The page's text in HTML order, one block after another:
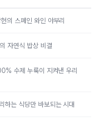
의 스페인 와인 야부리
자연식 밥상 비결
수제 누룩이 지켜낸 우리
하는 식당만 바보되는 시대